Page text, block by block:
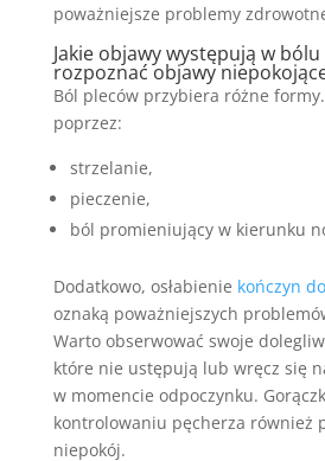
poważniejsze problemy
Jakie objawy występują w
rozpoznać objawy
Ból pleców przybiera różne
poprzez:
strzelanie,
pieczenie,
ból promieniujący w kierunku
Dodatkowo, osłabienie kończyn
oznaką poważniejszych
Warto obserwować swoje
które nie ustępują lub wręcz się
w momencie odpoczynku.
kontrolowaniu pęcherza również
niepokój.